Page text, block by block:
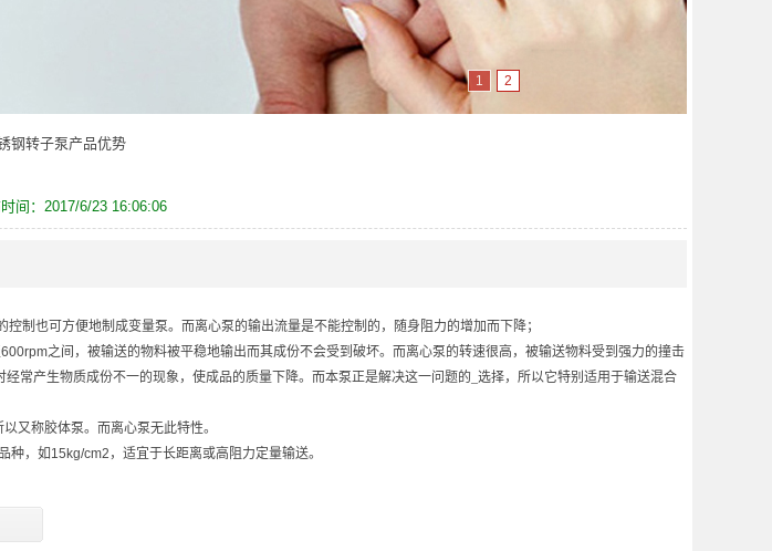
1 2
钢转子泵产品优势
间：2017/6/23 16:06:06
控制也可方便地制成变量泵。而离心泵的输出流量是不能控制的，随身阻力的增加而下降；
600rpm之间，被输送的物料被平稳地输出而其成份不会受到破坏。而离心泵的转速很高，被输送物料受到强力的撞击
常产生物质成份不一的现象，使成品的质量下降。而本泵正是解决这一问题的_选择，所以它特别适用于输送混合
又称胶体泵。而离心泵无此特性。
种，如15kg/cm2 ，适宜于长距离或高阻力定量输送。